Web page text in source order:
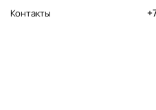
Контакты